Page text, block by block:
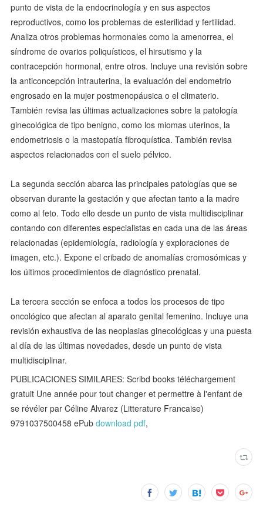
punto de vista de la endocrinología y en sus aspectos
reproductivos, como los problemas de esterilidad y fertilidad.
Analiza otros problemas hormonales como la amenorrea, el
síndrome de ovarios poliquísticos, el hirsutismo y la
contracepción hormonal, entre otros. Incluye una revisión sobre
la anticoncepción intrauterina, la evaluación del endometrio
engrosado en la mujer postmenopáusica o el climaterio.
También revisa las últimas actualizaciones sobre la patología
ginecológica de tipo benigno, como los miomas uterinos, la
endometriosis o la mastopatía fibroquística. También revisa
aspectos relacionados con el suelo pélvico.
La segunda sección abarca las principales patologías que se
observan durante la gestación y que afectan tanto a la madre
como al feto. Todo ello desde un punto de vista multidisciplinar
contando con diferentes especialistas en cada una de las áreas
relacionadas (epidemiología, radiología y exploraciones de
imagen, etc.). Expone el cribado de anomalías cromosómicas y
los últimos procedimientos de diagnóstico prenatal.
La tercera sección se enfoca a todos los procesos de tipo
oncológico que afectan al aparato genital femenino. Incluye una
revisión exhaustiva de las neoplasias ginecológicas y una puesta
al día de las últimas novedades, desde un punto de vista
multidisciplinar.
PUBLICACIONES SIMILARES: Scribd books téléchargement
gratuit Une année pour tout changer et permettre à l'enfant de
se révéler par Céline Alvarez (Litterature Francaise)
9791037500458 ePubdownload pdf,